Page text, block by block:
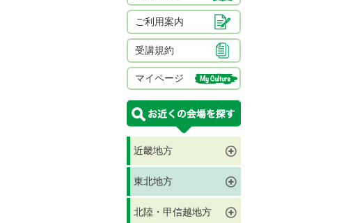
ご利用案内
受講規約
マイページ
近畿地方
東北地方
北陸・甲信越地方